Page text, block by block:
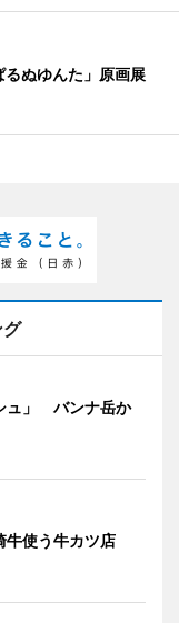
るぬゆんた」原画展
ュ」 バンナ岳か
牛使う牛カツ店